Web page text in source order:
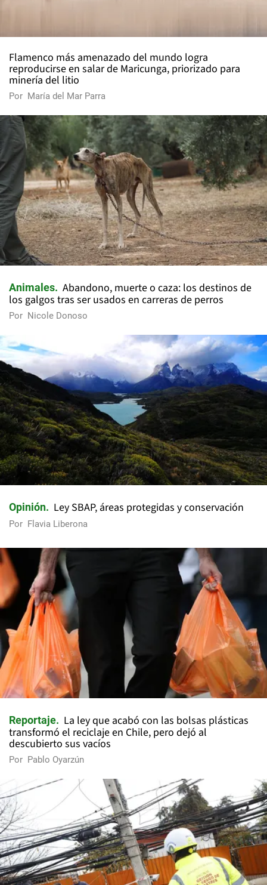
Flamenco más amenazado del mundo logra
reproducirse en salar de Maricunga, priorizado para
minería del litio
Por María del Mar Parra
Animales
Abandono, muerte o caza: los destinos de
los galgos tras ser usados en carreras de perros
Por Nicole Donoso
Opinión Ley SBAP, áreas protegidas y conservación
Por Flavia Liberona
Reportaje
La ley que acabó con las bolsas plásticas
transformó el reciclaje en Chile, pero dejó al
descubierto sus vacíos
Por Pablo Oyarzún